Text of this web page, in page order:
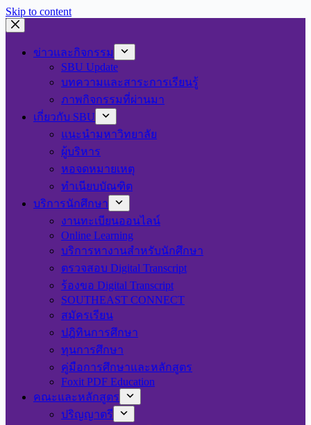
Skip to content
ข่าวและกิจกรรม
SBU Update
บทความและสาระการเรียนรู้
ภาพกิจกรรมที่ผ่านมา
เกี่ยวกับ SBU
แนะนำมหาวิทยาลัย
ผู้บริหาร
หอจดหมายเหตุ
ทำเนียบบัณฑิต
บริการนักศึกษา
งานทะเบียนออนไลน์
Online Learning
บริการหางานสำหรับนักศึกษา
ตรวจสอบ Digital Transcript
ร้องขอ Digital Transcript
SOUTHEAST CONNECT
สมัครเรียน
ปฎิทินการศึกษา
ทุนการศึกษา
คู่มือการศึกษาและหลักสูตร
Foxit PDF Education
คณะและหลักสูตร
ปริญญาตรี